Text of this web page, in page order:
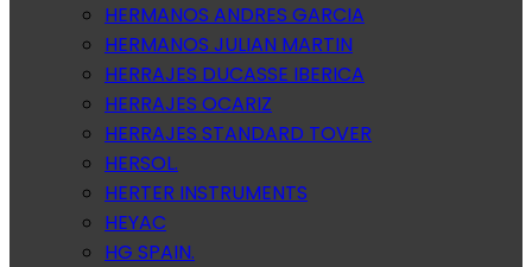
HERMANOS ANDRES GARCIA
HERMANOS JULIAN MARTIN
HERRAJES DUCASSE IBERICA
HERRAJES OCARIZ
HERRAJES STANDARD TOVER
HERSOL.
HERTER INSTRUMENTS
HEYAC
HG SPAIN.